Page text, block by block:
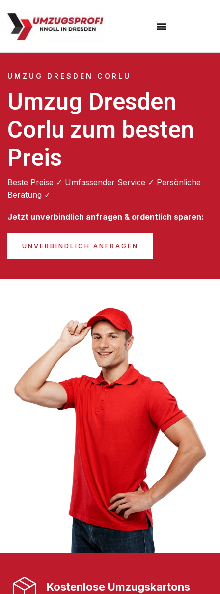
UMZUG DRESDEN CORLU
Umzug Dresden
Corlu zum besten
Preis
Beste Preise ✓ Umfassender Service ✓ Persönliche
Beratung ✓
Jetzt unverbindlich anfragen & ordentlich sparen:
UNVERBINDLICH ANFRAGEN
Kostenlose Umzugskartons